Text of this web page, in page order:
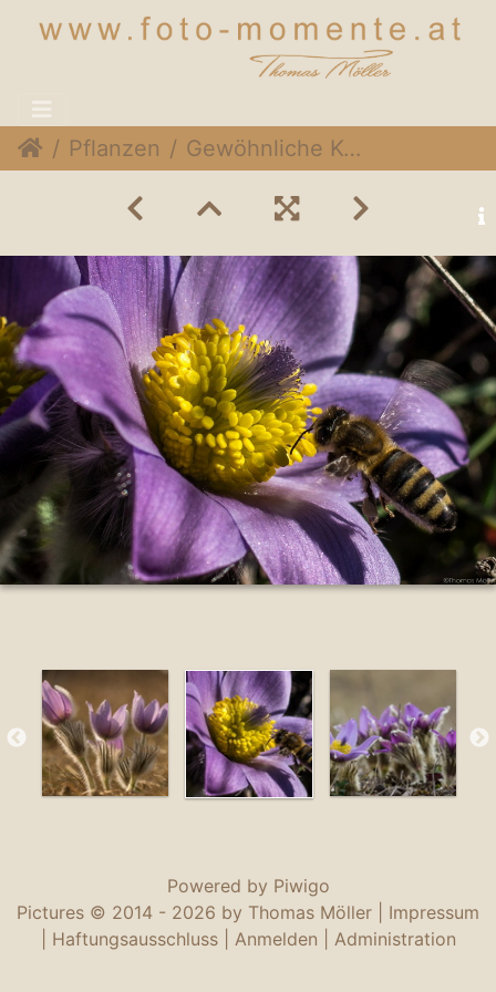
Pflanzen Gewöhnliche Kuhschelle (Pulsatilla vulgaris)
Powered by Piwigo
Pictures © 2014 - 2026 by Thomas Möller | Impressum
Haftungsausschluss| Anmelden Administration